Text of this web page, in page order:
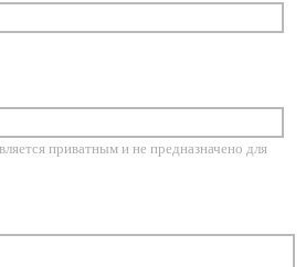
приватным и не предназначено для